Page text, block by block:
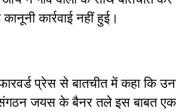
कार्रवाई नहीं हुई।
प्रेस से बातचीत में कहा कि
जयस के बैनर तले इस बाबत एक